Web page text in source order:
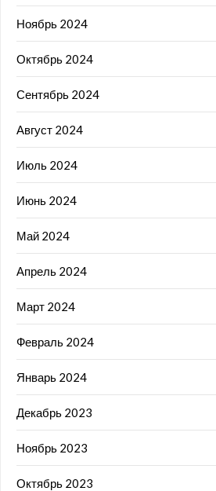
Ноябрь 2024
Октябрь 2024
Сентябрь 2024
Август 2024
Июль 2024
Июнь 2024
Май 2024
Апрель 2024
Март 2024
Февраль 2024
Январь 2024
Декабрь 2023
Ноябрь 2023
Октябрь 2023